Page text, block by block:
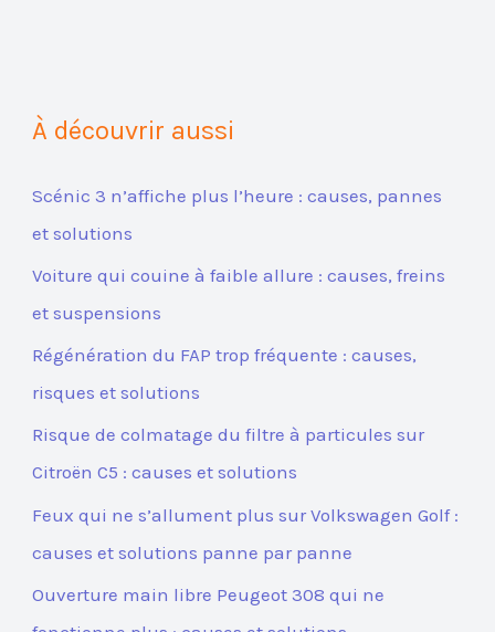
À découvrir aussi
Scénic 3 n’affiche plus l’heure : causes, pannes
et solutions
Voiture qui couine à faible allure : causes, freins
et suspensions
Régénération du FAP trop fréquente : causes,
risques et solutions
Risque de colmatage du filtre à particules sur
Citroën C5 : causes et solutions
Feux qui ne s’allument plus sur Volkswagen Golf :
causes et solutions panne par panne
Ouverture main libre Peugeot 308 qui ne